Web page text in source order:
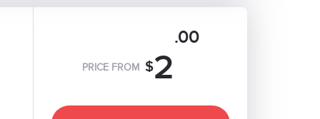
PRICE FROM $2
.00